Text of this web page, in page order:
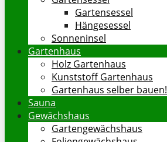
Gartensessel
Hängesessel
Sonneninsel
Gartenhaus
Holz Gartenhaus
Kunststoff Gartenhaus
Gartenhaus selber bauen!
Sauna
Gewächshaus
Gartengewächshaus